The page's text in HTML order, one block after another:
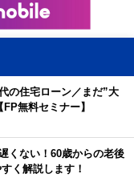
の住宅ローン／まだ”大
無料セミナー】
くない！60歳からの老後
く解説します！